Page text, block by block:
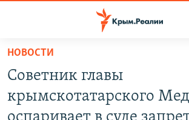
Вернуться
основному
содержанию
Вернутся
ВОДА
НОВОСТИ
Советник главы
крымскотатарского